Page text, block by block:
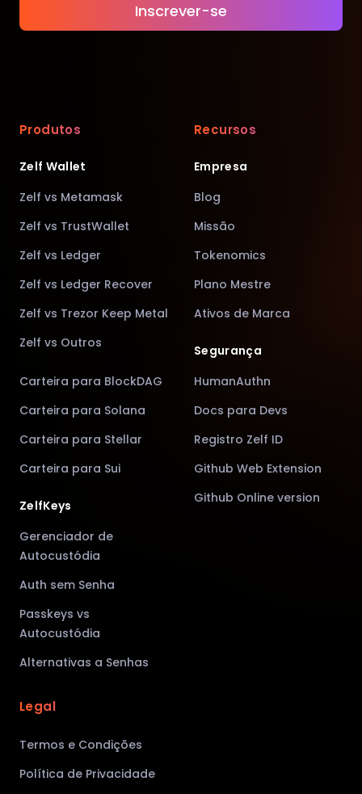
Inscrever-se
Produtos
Zelf Wallet
Zelf vs Metamask
Zelf vs TrustWallet
Zelf vs Ledger
Zelf vs Ledger Recover
Zelf vs Trezor Keep Metal
Zelf vs Outros
Carteira para BlockDAG
Carteira para Solana
Carteira para Stellar
Carteira para Sui
ZelfKeys
Gerenciador de
Autocustódia
Auth sem Senha
Passkeys vs
Autocustódia
Alternativas a Senhas
Recursos
Empresa
Blog
Missão
Tokenomics
Plano Mestre
Ativos de Marca
Segurança
HumanAuthn
Docs para Devs
Registro Zelf ID
Github Web Extension
Github Online version
Legal
Termos e Condições
Política de Privacidade